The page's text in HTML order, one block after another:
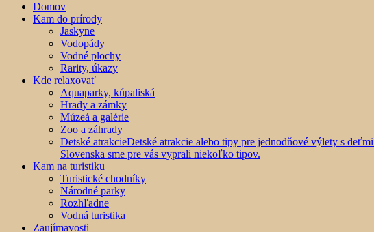
Domov
Kam do prírody
Jaskyne
Vodopády
Vodné plochy
Rarity, úkazy
Kde relaxovať
Aquaparky, kúpaliská
Hrady a zámky
Múzeá a galérie
Zoo a záhrady
Detské atrakcieDetské atrakcie alebo tipy pre jednodňové výlety s
Slovenska sme pre vás vyprali niekoľko tipov.
Kam na turistiku
Turistické chodníky
Národné parky
Rozhľadne
Vodná turistika
Zaujímavosti